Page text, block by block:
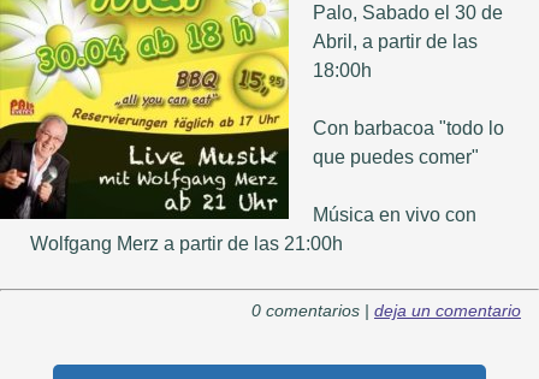
Palo, Sabado el 30 de
Abril, a partir de las
18:00h
Con barbacoa "todo lo
que puedes comer"
Música en vivo con
Wolfgang Merz a partir de las 21:00h
0 comentarios | deja un comentario